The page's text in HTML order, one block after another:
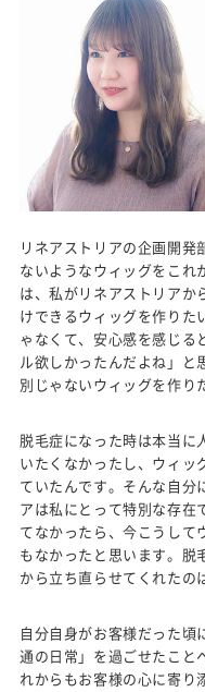
リネアストリアの企画開発
ないようなウィッグをこれ
は、私がリネアストリアか
けできるウィッグを作りた
ゃなくて、安心感を感じる
ル欲しかったんだよね」と
別じゃないウィッグを作り
脱毛症になった時は本当に
いたくなかったし、ウィッ
ていたんです。そんな自分
アは私にとって特別な存在
てなかったら、今こうして
もなかったと思います。
から立ち直らせてくれたの
自分自身がお客様だった頃
通の日常」を過ごせたこと
れからもお客様の心に寄り